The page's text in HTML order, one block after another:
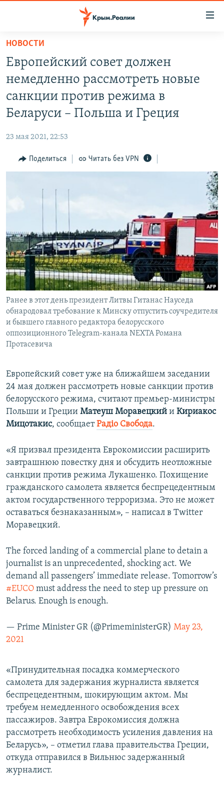
Вернуться
основному
содержанию
главной
Вернутся
поиску
СПЕЦПРОЕКТЫ
КАРТА ВОЕННЫХ ОБЪЕКТОВ КРЫМА
ИСТОРИЯ
ИНФОГРАФИКА
ПОБЕДИТЕЛЕЙ НЕ СУДЯТ?
КРЫМ.НЕПОКОРЕННЫЙ
ELIFBE
УКРАИНСКАЯ ПРОБЛЕМА КРЫМА
РАДІО СВОБОДА
КАК ОБОЙТИ БЛОКИРОВКУ
Українською
ПРИСОЕДИНЯЙТЕСЬ!
Все сайты RFE/RL
НОВОСТИ
Европейский совет должен
немедленно рассмотреть новые
санкции против режима в
Беларуси – Польша и Греция
23 мая 2021, 22:53
Поделиться Читать без VPN
Ранее в этот день президент Литвы Гитанас Науседа
обнародовал требование к Минску отпустить соучредителя
и бывшего главного редактора белорусского
оппозиционного Telegram-канала NEXTA Романа
Протасевича
Европейский совет уже на ближайшем заседании
24 мая должен рассмотреть новые санкции против
белорусского режима, считают премьер-министры
Польши и Греции Матеуш Моравецкий и Кириакос
Мицотакис, сообщаетРадіо Свобода.
«Я призвал президента Еврокомиссии расширить
завтрашнюю повестку дня и обсудить неотложные
санкции против режима Лукашенко. Похищение
гражданского самолета является беспрецедентным
актом государственного терроризма. Это не может
оставаться безнаказанным», – написал в Twitter
Моравецкий.
The forced landing of a commercial plane to detain a
journalist is an unprecedented, shocking act. We
demand all passengers’ immediate release. Tomorrow’s
#EUCO must address the need to step up pressure on
Belarus. Enough is enough.
— Prime Minister GR (@PrimeministerGR) May 23,
2021
«Принудительная посадка коммерческого
самолета для задержания журналиста является
беспрецедентным, шокирующим актом. Мы
требуем немедленного освобождения всех
пассажиров. Завтра Еврокомиссия должна
рассмотреть необходимость усиления давления на
Беларусь», – отметил глава правительства Греции,
откуда отправился в Вильнюс задержанный
журналист.